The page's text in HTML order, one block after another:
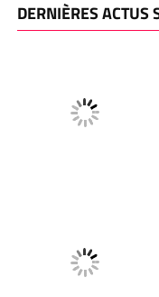
DERNIÈRES ACTUS